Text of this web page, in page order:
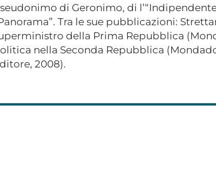
di Geronimo, di
Tra le sue pubblicazioni:
della Prima Repubblica
nella Seconda Repubblica
2008).